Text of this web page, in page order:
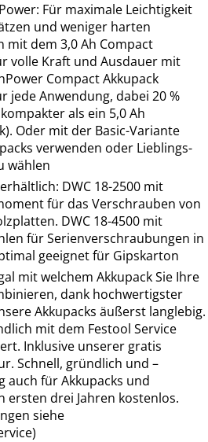
Für maximale Leichtigkeit
und weniger harten
mit dem 3,0 Ah Compact
volle Kraft und Ausdauer mit
Compact Akkupack
jede Anwendung, dabei 20 %
als ein 5,0 Ah
Oder mit der Basic-Variante
verwenden oder Lieblings-
wählen
DWC 18-2500 mit
für das Verschrauben von
DWC 18-4500 mit
für Serienverschraubungen in
geeignet für Gipskarton
mit welchem Akkupack Sie Ihre
dank hochwertigster
Akkupacks äußerst langlebig.
mit dem Festool Service
Inklusive unserer gratis
Schnell, gründlich und –
auch für Akkupacks und
ersten drei Jahren kostenlos.
siehe